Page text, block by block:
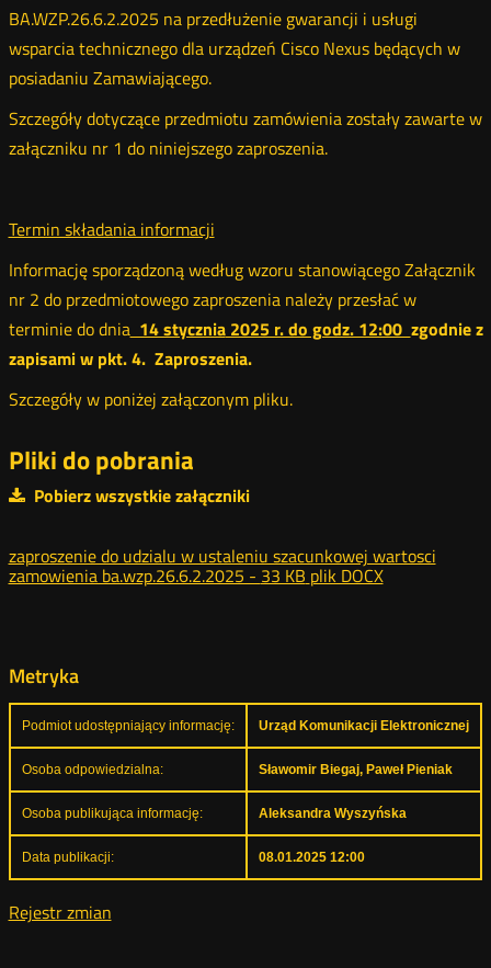
BA.WZP.26.6.2.2025 na przedłużenie gwarancji i usługi
wsparcia technicznego dla urządzeń Cisco Nexus będących w
posiadaniu Zamawiającego.
Szczegóły dotyczące przedmiotu zamówienia zostały zawarte w
załączniku nr 1 do niniejszego zaproszenia.
Termin składania informacji
Informację sporządzoną według wzoru stanowiącego Załącznik
nr 2 do przedmiotowego zaproszenia należy przesłać w
terminie do dnia14 stycznia2025 r. do godz. 12:00 zgodnie z
zapisami w pkt. 4. Zaproszenia.
Szczegóły w poniżej załączonym pliku.
Pliki do pobrania
Pobierz wszystkie załączniki
zaproszenie do udzialu w ustaleniu szacunkowej wartosci
zamowienia ba.wzp.26.6.2.2025 - 33 KB plik DOCX
Metryka
Podmiot udostępniający informację: Urząd Komunikacji Elektronicznej
Osoba odpowiedzialna: Sławomir Biegaj, Paweł Pieniak
Osoba publikująca informację: Aleksandra Wyszyńska
Data publikacji: 08.01.2025 12:00
Rejestr zmian